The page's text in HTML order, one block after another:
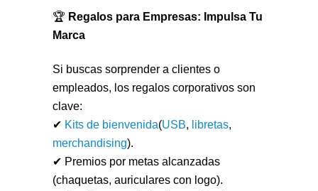
🏆 Regalos para Empresas: Impulsa Tu
Marca
Si buscas sorprender a clientes o
empleados, los regalos corporativos son
clave:
✔ Kits de bienvenida(USB, libretas,
merchandising).
✔ Premios por metas alcanzadas
(chaquetas, auriculares con logo).